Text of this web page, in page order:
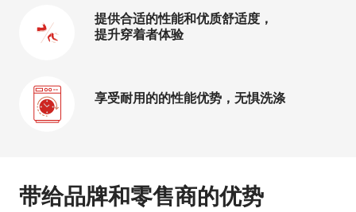
提供合适的性能和优质舒适度，
提升穿着者体验
享受耐用的的性能优势，无惧洗涤
带给品牌和零售商的优势